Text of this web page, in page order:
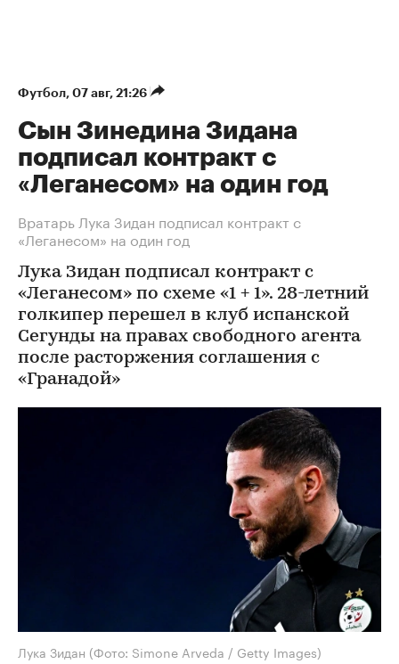
Футбол 07 авг, 21:26
Сын Зинедина Зидана
подписал контракт с
«Леганесом» на один год
Вратарь Лука Зидан подписал контракт с
«Леганесом» на один год
Лука Зидан подписал контракт с
«Леганесом» по схеме «1 + 1». 28-летний
голкипер перешел в клуб испанской
Сегунды на правах свободного агента
после расторжения соглашения с
«Гранадой»
Лука Зидан (Фото: Simone Arveda / Getty Images)